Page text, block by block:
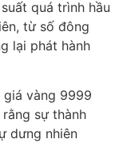
quá trình hầu
từ số đông
lại phát hành
vàng 9999
sự thành
dưng nhiên